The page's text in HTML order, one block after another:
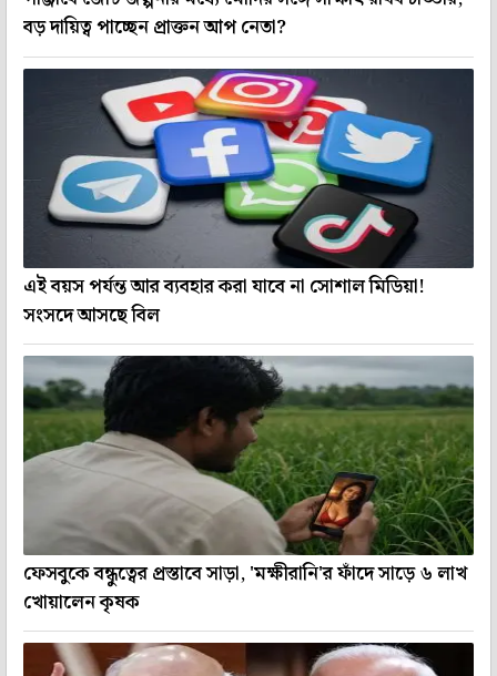
বড় দায়িত্ব পাচ্ছেন প্রাক্তন আপ নেতা?
এই বয়স পর্যন্ত আর ব্যবহার করা যাবে না সোশাল মিডিয়া!
সংসদে আসছে বিল
ফেসবুকে বন্ধুত্বের প্রস্তাবে সাড়া, 'মক্ষীরানি'র ফাঁদে সাড়ে ৬ লাখ
খোয়ালেন কৃষক